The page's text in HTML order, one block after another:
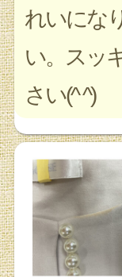
れいにな
い。スッ
さい(^ ^)